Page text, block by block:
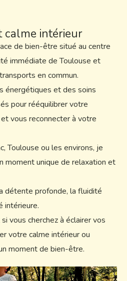
calme intérieur
de bien-être situé au centre
immédiate de Toulouse et
en commun.
énergétiques et des soins
pour rééquilibrer votre
vous reconnecter à votre
Toulouse ou les environs, je
moment unique de relaxation et
détente profonde, la fluidité
intérieure.
vous cherchez à éclairer vos
votre calme intérieur ou
moment de bien-être.